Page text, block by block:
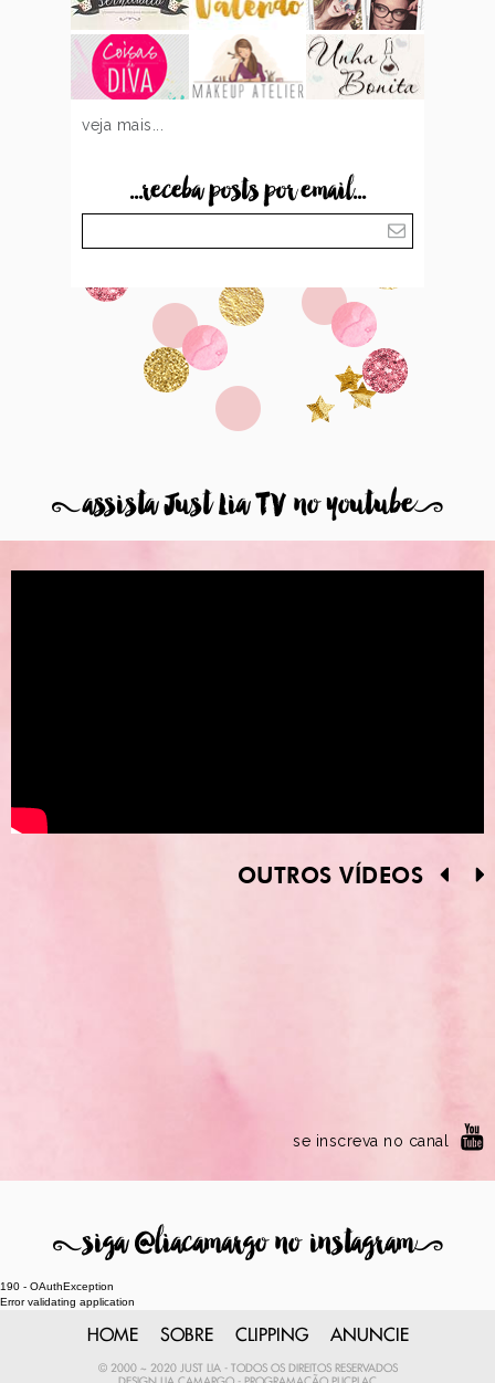
veja mais...
...receba posts por email...
8assista Just Lia TV no youtube9
OUTROS VÍDEOS
se inscreva no canal
8siga @liacamargo no instagram9
190 - OAuthException
Error validating application
HOME SOBRE CLIPPING ANUNCIE
© 2000 ~ 2020 JUST LIA - TODOS OS DIREITOS RESERVADOS